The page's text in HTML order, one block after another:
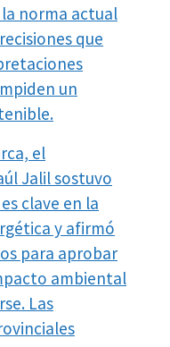
norma actual
que
un
el
Jalil sostuvo
clave en la
y afirmó
para aprobar
ambiental
Las